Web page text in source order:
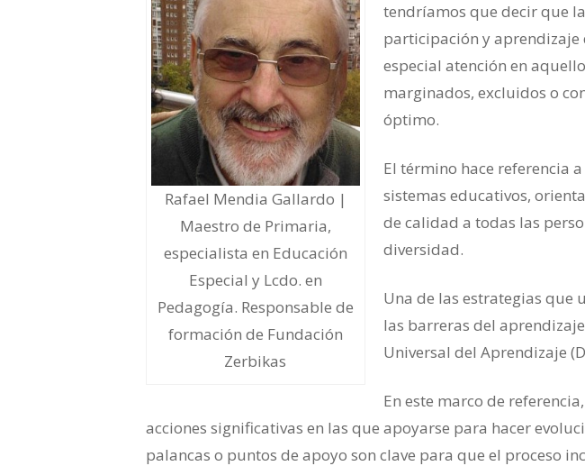
Rafael Mendia Gallardo |
Maestro de Primaria,
especialista en Educación
Especial y Lcdo. en
Pedagogía. Responsable de
formación de Fundación
Zerbikas
tendríamos que decir que
participación y
especial atención en
marginados, excluidos o
óptimo.
El término hace referencia
sistemas educativos,
de calidad a todas las
diversidad.
Una de las estrategias que
las barreras del
Universal del Aprendizaje
En este marco de
acciones significativas en las que apoyarse para hacer
palancas o puntos de apoyo son clave para que el proceso